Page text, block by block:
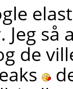
så
de